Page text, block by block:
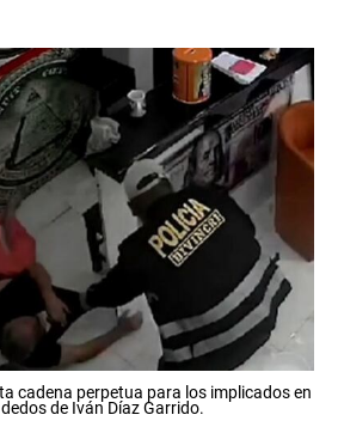
cadena perpetua para los implicados en
de Iván Díaz Garrido.